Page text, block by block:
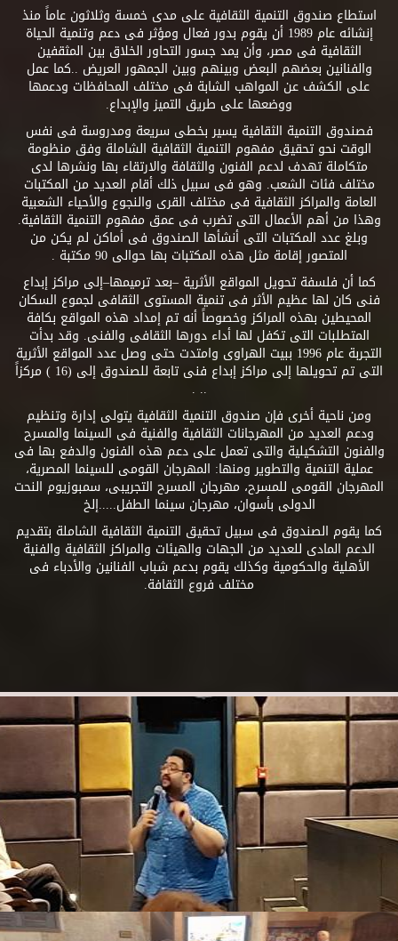
استطاع صندوق التنمية الثقافية على مدى خمسة وثلاثون عاماً منذ
إنشائه عام 1989 أن يقوم بدور فعال ومؤثر فى دعم وتنمية الحياة
الثقافية فى مصر، وأن يمد جسور التحاور الخلاق بين المثقفين
والفنانين بعضهم البعض وبينهم وبين الجمهور العريض ..كما عمل
على الكشف عن المواهب الشابة فى مختلف المحافظات ودعمها
ووضعها على طريق التميز والإبداع.
فصندوق التنمية الثقافية يسير بخطى سريعة ومدروسة فى نفس
الوقت نحو تحقيق مفهوم التنمية الثقافية الشاملة وفق منظومة
متكاملة تهدف لدعم الفنون والثقافة والارتقاء بها ونشرها لدى
مختلف فئات الشعب. وهو فى سبيل ذلك أقام العديد من المكتبات
العامة والمراكز الثقافية فى مختلف القرى والنجوع والأحياء الشعبية
وهذا من أهم الأعمال التى تضرب فى عمق مفهوم التنمية الثقافية.
وبلغ عدد المكتبات التى أنشأها الصندوق فى أماكن لم يكن من
المتصور إقامة مثل هذه المكتبات بها حوالى 90 مكتبة .
كما أن فلسفة تحويل المواقع الأثرية –بعد ترميمها–إلى مراكز إبداع
فنى كان لها عظيم الأثر فى تنمية المستوى الثقافى لجموع السكان
المحيطين بهذه المراكز وخصوصاً أنه تم إمداد هذه المواقع بكافة
المتطلبات التى تكفل لها أداء دورها الثقافى والفنى. وقد بدأت
التجربة عام 1996 ببيت الهراوى وامتدت حتى وصل عدد المواقع الأثرية
التى تم تحويلها إلى مراكز إبداع فنى تابعة للصندوق إلى (16 ) مركزاً
.. .
ومن ناحية أخرى فإن صندوق التنمية الثقافية يتولى إدارة وتنظيم
ودعم العديد من المهرجانات الثقافية والفنية فى السينما والمسرح
والفنون التشكيلية والتى تعمل على دعم هذه الفنون والدفع بها فى
عملية التنمية والتطوير ومنها: المهرجان القومى للسينما المصرية،
المهرجان القومى للمسرح، مهرجان المسرح التجريبى، سمبوزيوم النحت
الدولى بأسوان، مهرجان سينما الطفل.....إلخ
كما يقوم الصندوق فى سبيل تحقيق التنمية الثقافية الشاملة بتقديم
الدعم المادى للعديد من الجهات والهيئات والمراكز الثقافية والفنية
الأهلية والحكومية وكذلك يقوم بدعم شباب الفنانين والأدباء فى
مختلف فروع الثقافة.